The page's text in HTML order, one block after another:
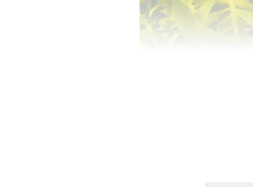
養殖施設を3分の1
いため、彼らにと
年とかかっていた
は、出荷できるサ
戸倉の海に広がる豊